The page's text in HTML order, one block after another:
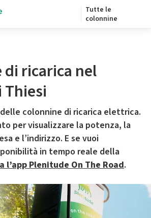
Tutte le
colonnine
ricarica nel
Thiesi
delle colonnine di ricarica elettrica.
per visualizzare la potenza, la
e l’indirizzo. E se vuoi
in tempo reale della
l’app Plenitude On The Road.